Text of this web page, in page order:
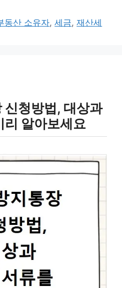
동산 소유자,세금,재산세
신청방법, 대상과
리 알아보세요